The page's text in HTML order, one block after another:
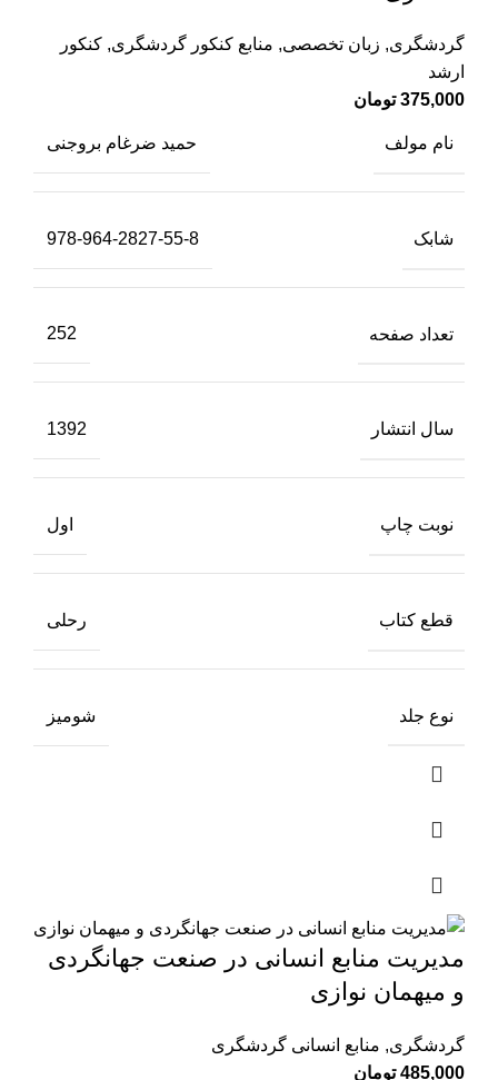
گردشگری, زبان تخصصی, منابع کنکور گردشگری, کنکور
ارشد
375,000 تومان
نام مولف حمید ضرغام بروجنی
شابک 978-964-2827-55-8
تعداد صفحه 252
سال انتشار 1392
نوبت چاپ اول
قطع کتاب رحلی
نوع جلد شومیز
مدیریت منابع انسانی در صنعت جهانگردی
و میهمان نوازی
گردشگری, منابع انسانی گردشگری
485,000 تومان